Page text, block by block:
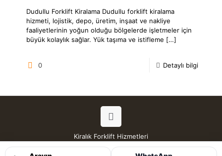
Dudullu Forklift Kiralama Dudullu forklift kiralama
hizmeti, lojistik, depo, üretim, inşaat ve nakliye
faaliyetlerinin yoğun olduğu bölgelerde işletmeler için
büyük kolaylık sağlar. Yük taşıma ve istifleme […]
0 Detaylı bilgi
Kiralık Forklift Hizmetleri
Tüm Hakları Saklıdır © 2026